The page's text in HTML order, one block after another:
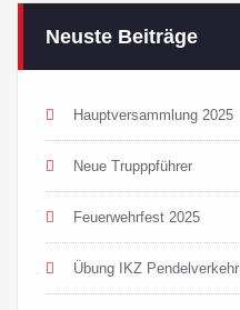
Neuste Beiträge
Hauptversammlung 2025
Neue Trupppführer
Feuerwehrfest 2025
Übung IKZ Pendelverkehr